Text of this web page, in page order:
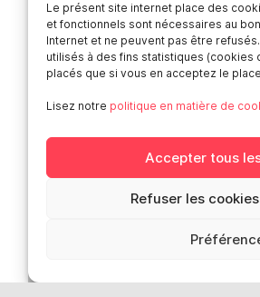
Le présent site internet place des
et fonctionnels sont nécessaires au
Internet et ne peuvent pas être
utilisés à des fins statistiques (cookies
placés que si vous en acceptez le
Lisez notre politique en matière de
Accepter tous
Refuser les
Médiation-Réclamation
Politique de protection des
personnelles
Mentions légales
Loi “lanceurs d’alerte”:
Réseaux sociaux